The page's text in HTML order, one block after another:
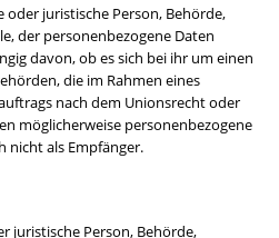
oder juristische Person, Behörde,
der personenbezogene Daten
davon, ob es sich bei ihr um einen
die im Rahmen eines
nach dem Unionsrecht oder
möglicherweise personenbezogene
nicht als Empfänger.
juristische Person, Behörde,